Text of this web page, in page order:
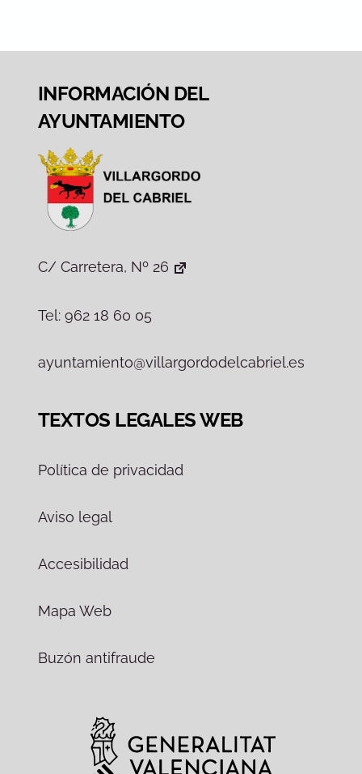
INFORMACIÓN DEL
AYUNTAMIENTO
C/ Carretera, Nº 26
Tel: 962 18 60 05
ayuntamiento@villargordodelcabriel.es
TEXTOS LEGALES WEB
Política de privacidad
Aviso legal
Accesibilidad
Mapa Web
Buzón antifraude